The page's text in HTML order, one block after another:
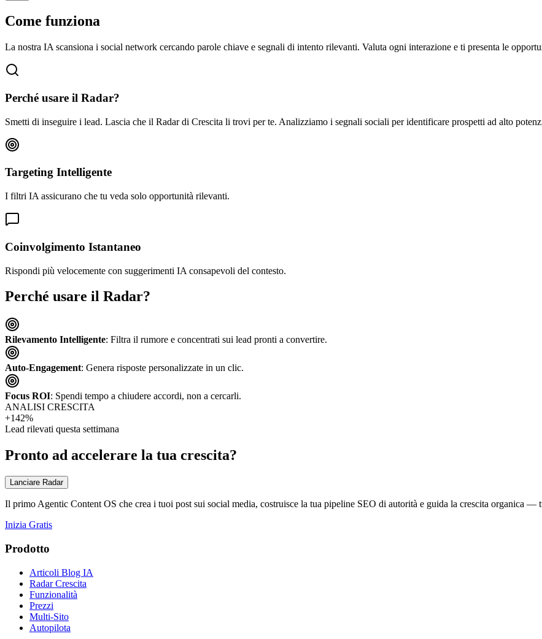
Come funziona
La nostra IA scansiona i social network cercando parole chiave e segnali di intento rilevanti. Valuta ogni interazione e ti presenta le
Perché usare il Radar?
Smetti di inseguire i lead. Lascia che il Radar di Crescita li trovi per te. Analizziamo i segnali sociali per identificare prospetti ad alto
Targeting Intelligente
I filtri IA assicurano che tu veda solo opportunità rilevanti.
Coinvolgimento Istantaneo
Rispondi più velocemente con suggerimenti IA consapevoli del contesto.
Perché usare il Radar?
Rilevamento Intelligente: Filtra il rumore e concentrati sui lead pronti a convertire.
Auto-Engagement: Genera risposte personalizzate in un clic.
Focus ROI: Spendi tempo a chiudere accordi, non a cercarli.
ANALISI CRESCITA
+142%
Lead rilevati questa settimana
Pronto ad accelerare la tua crescita?
Lanciare Radar
Il primo Agentic Content OS che crea i tuoi post sui social media, costruisce la tua pipeline SEO di autorità e guida la crescita organica —
Inizia Gratis
Prodotto
Articoli Blog IA
Radar Crescita
Funzionalità
Prezzi
Multi-Sito
Autopilota